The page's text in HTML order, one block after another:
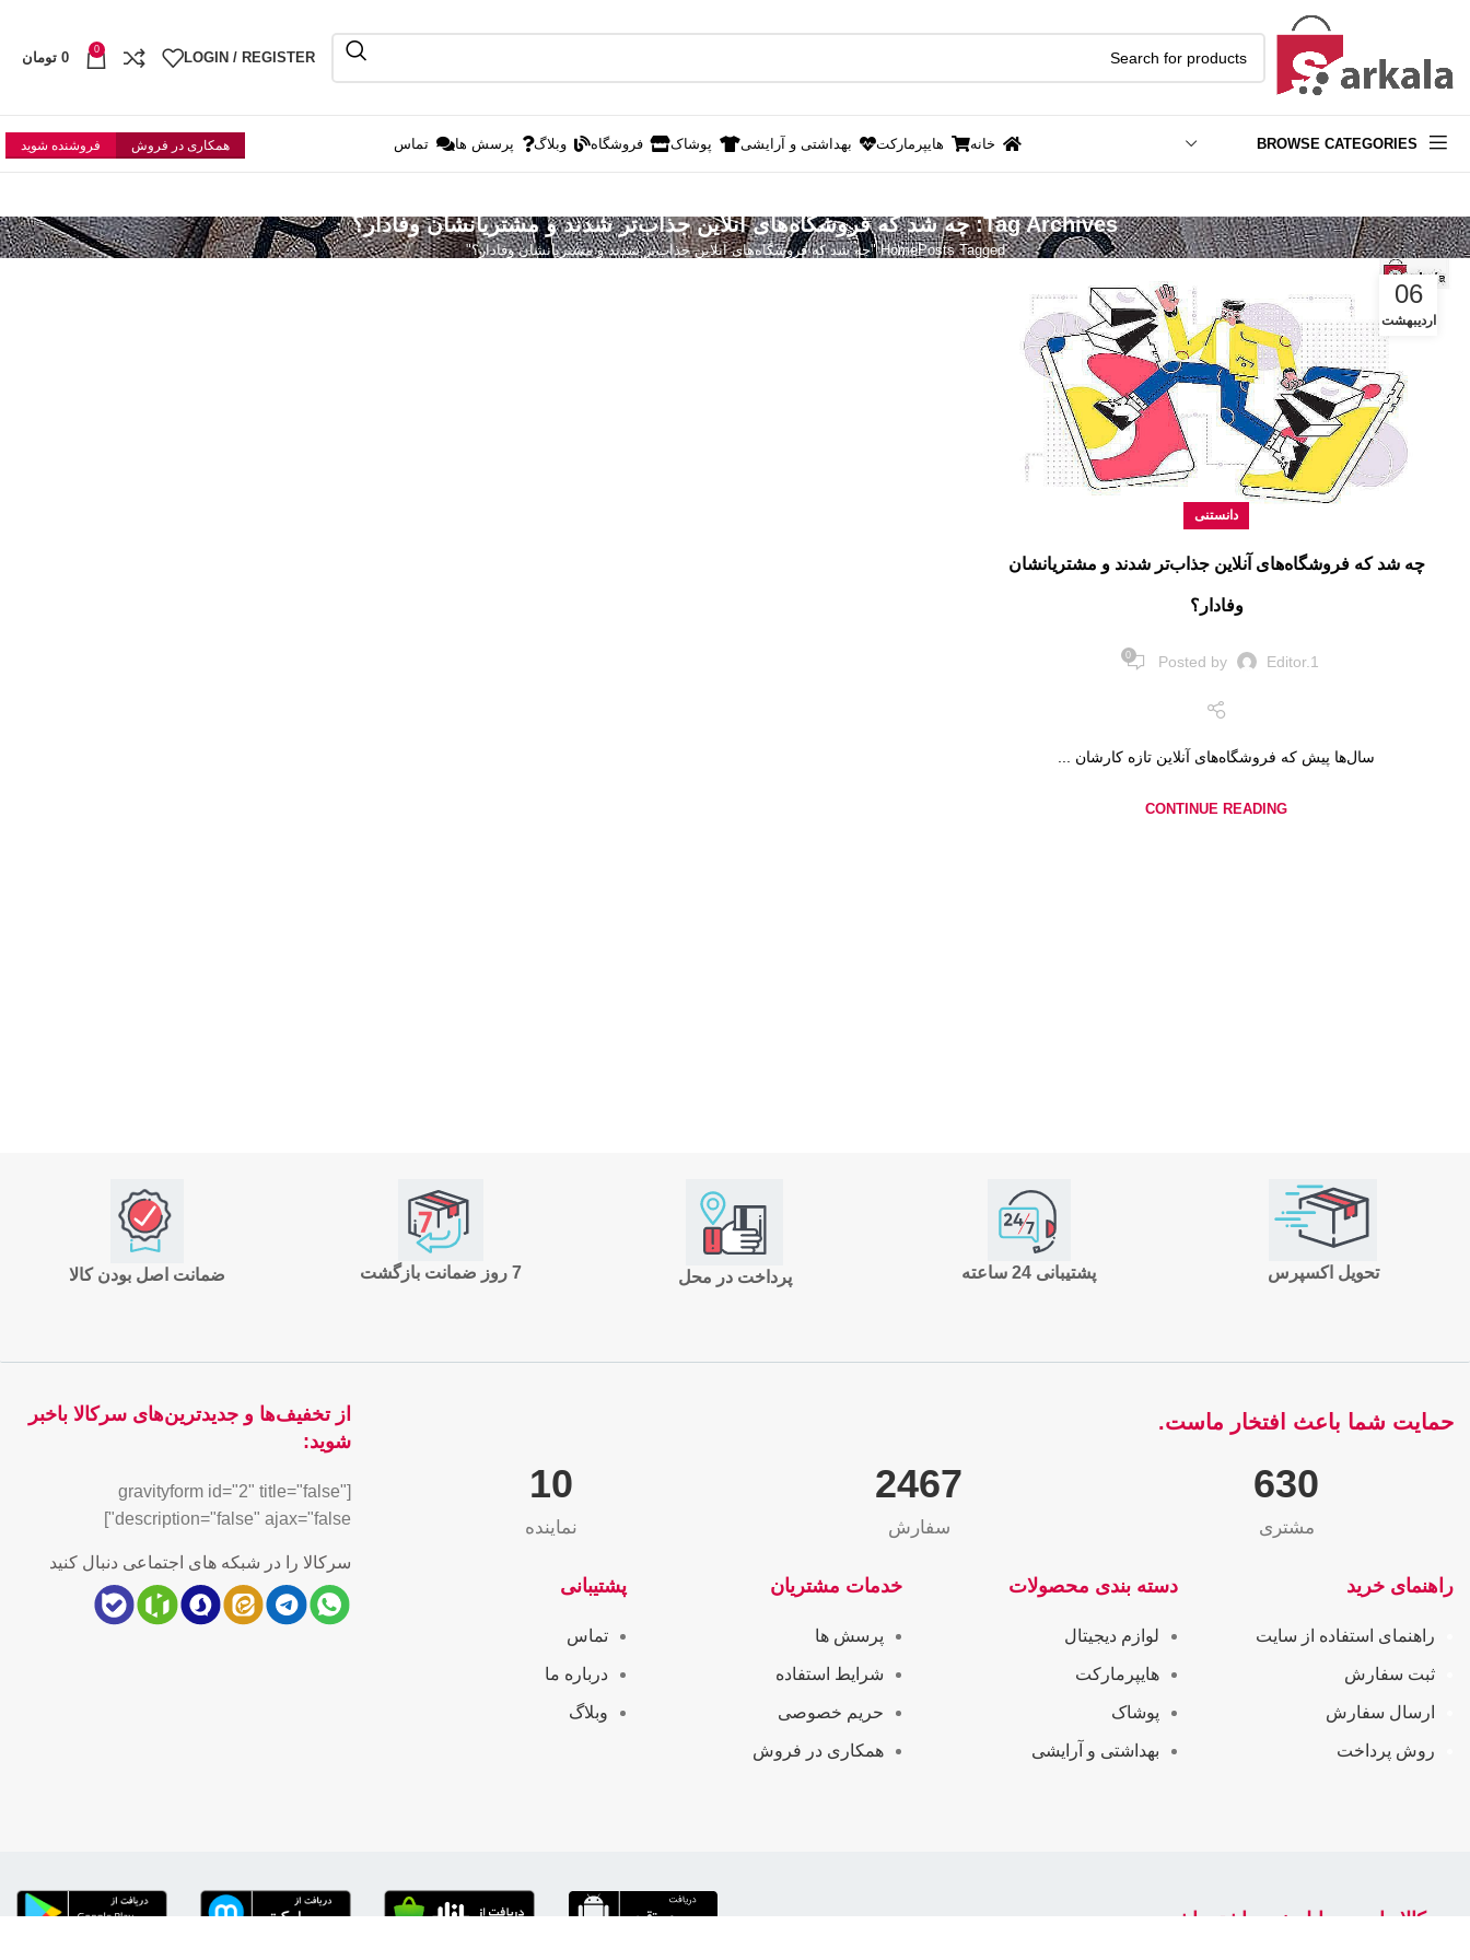
LOGIN / REGISTER
0
0 تومان
BROWSE CATEGORIES خانه هایپرمارکت بهداشتی و آرایشی پوشاک فروشگاه وبلاگ پرسش ها تماس همکاری در فروش فروشنده شوید
Tag Archives: چه شد که فروشگاه‌های آنلاین جذاب‌تر شدند و مشتریانشان وفادار؟
HomePosts Tagged "چه شد که فروشگاه‌های آنلاین جذاب‌تر شدند و مشتریانشان وفادار؟"
06
اردیبهشت
دانستنی
چه شد که فروشگاه‌های آنلاین جذاب‌تر شدند و مشتریانشان
وفادار؟
Posted by Editor.1
0
سال‌ها پیش که فروشگاه‌های آنلاین تازه کارشان ...
CONTINUE READING
ضمانت اصل بودن کالا 7 روز ضمانت بازگشت پرداخت در محل پشتیبانی 24 ساعته تحویل اکسپرس
از تخفیف‌ها و جدیدترین‌های سرکالا باخبر
شوید:
[gravityform id="2" title="false"
description="false" ajax="false"]
سرکالا را در شبکه های اجتماعی دنبال کنید
حمایت شما باعث افتخار ماست.
10
نماینده
2564
سفارش
655
مشتری
پشتیبانی
تماس
درباره ما
وبلاگ
خدمات مشتریان
پرسش ها
شرایط استفاده
حریم خصوصی
همکاری در فروش
دسته بندی محصولات
لوازم دیجیتال
هایپرمارکت
پوشاک
بهداشتی و آرایشی
راهنمای خرید
راهنمای استفاده از سایت
ثبت سفارش
ارسال سفارش
روش پرداخت
سرکالا را در موبایل خود داشته باشید